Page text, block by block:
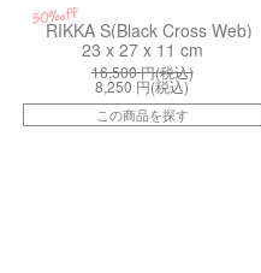
50%off
RIKKA S(Black Cross Web)
23 x 27 x 11 cm
16,500円(税込)
8,250 円(税込)
この商品を探す